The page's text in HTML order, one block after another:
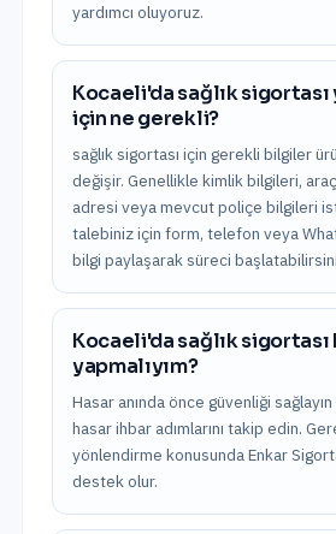
yardımcı oluyoruz.
Kocaeli'da sağlık sigortası
için ne gerekli?
sağlık sigortası için gerekli bilgiler
değişir. Genellikle kimlik bilgileri,
adresi veya mevcut poliçe bilgileri
talebiniz için form, telefon veya
bilgi paylaşarak süreci
Kocaeli'da sağlık sigortası
yapmalıyım?
Hasar anında önce güvenliği
hasar ihbar adımlarını takip edin.
yönlendirme konusunda Enkar
destek olur.